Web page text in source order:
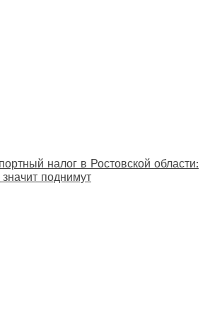
налог в Ростовской области:
значит поднимут